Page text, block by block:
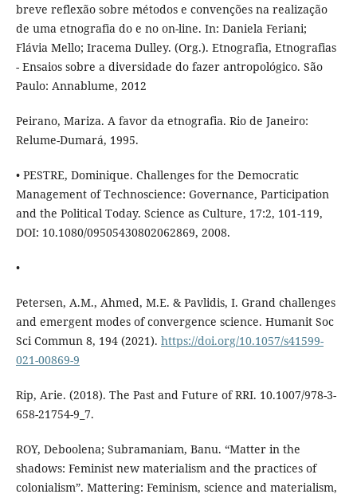
breve reflexão sobre métodos e convenções na realização
de uma etnografia do e no on-line. In: Daniela Feriani;
Flávia Mello; Iracema Dulley. (Org.). Etnografia, Etnografias
- Ensaios sobre a diversidade do fazer antropológico. São
Paulo: Annablume, 2012
Peirano, Mariza. A favor da etnografia. Rio de Janeiro:
Relume-Dumará, 1995.
• PESTRE, Dominique. Challenges for the Democratic
Management of Technoscience: Governance, Participation
and the Political Today. Science as Culture, 17:2, 101-119,
DOI: 10.1080/09505430802062869, 2008.
•
Petersen, A.M., Ahmed, M.E. & Pavlidis, I. Grand challenges
and emergent modes of convergence science. Humanit Soc
Sci Commun 8, 194 (2021). https://doi.org/10.1057/s41599-
021-00869-9
Rip, Arie. (2018). The Past and Future of RRI. 10.1007/978-3-
658-21754-9_7.
ROY, Deboolena; Subramaniam, Banu. “Matter in the
shadows: Feminist new materialism and the practices of
colonialism”. Mattering: Feminism, science and materialism,